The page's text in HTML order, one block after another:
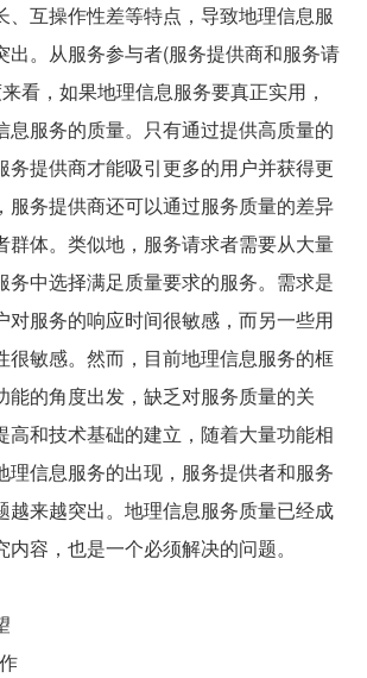
、互操作性差等特点，导致地理信息服
出。从服务参与者(服务提供商和服务请
看，如果地理信息服务要真正实用，
息服务的质量。只有通过提供高质量的
务提供商才能吸引更多的用户并获得更
服务提供商还可以通过服务质量的差异
群体。类似地，服务请求者需要从大量
务中选择满足质量要求的服务。需求是
对服务的响应时间很敏感，而另一些用
很敏感。然而，目前地理信息服务的框
能的角度出发，缺乏对服务质量的关
高和技术基础的建立，随着大量功能相
理信息服务的出现，服务提供者和服务
越来越突出。地理信息服务质量已经成
容，也是一个必须解决的问题。